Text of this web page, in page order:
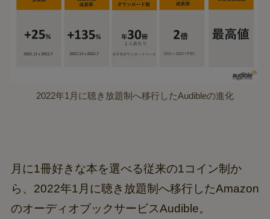
2022年1月に聴き放題制へ移行したAudibleの進化
月に1冊好きな本を選べる従来の1コイン制か
ら、2022年1月に聴き放題制へ移行したAmazon
のオーディオブックサービスAudible。